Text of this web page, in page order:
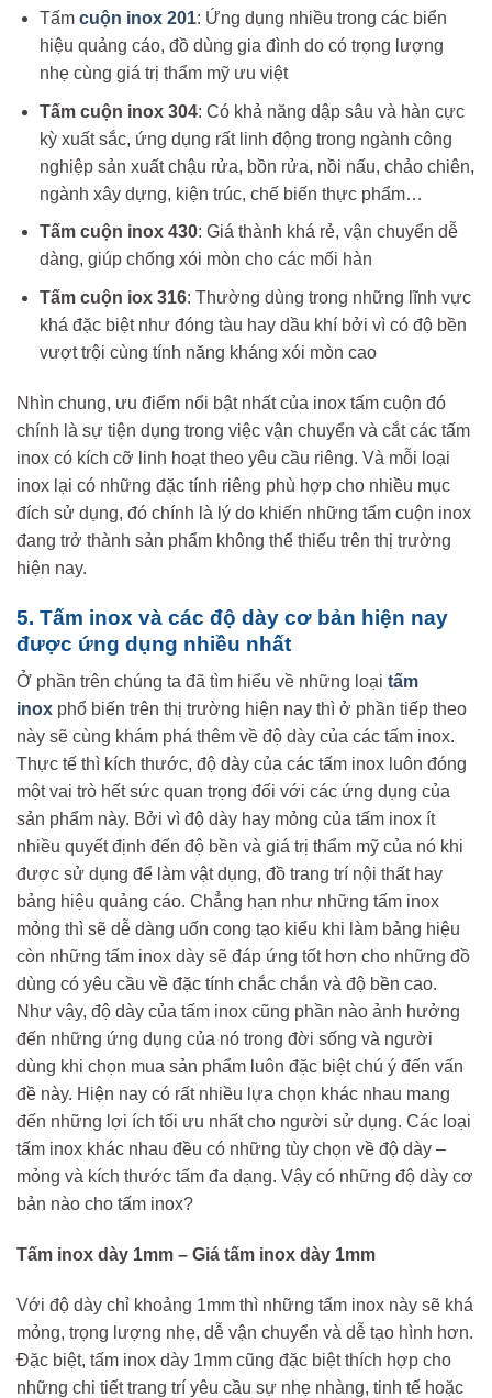
Tấm cuộn inox 201: Ứng dụng nhiều trong các biển
hiệu quảng cáo, đồ dùng gia đình do có trọng lượng
nhẹ cùng giá trị thẩm mỹ ưu việt
Tấm cuộn inox 304: Có khả năng dập sâu và hàn cực
kỳ xuất sắc, ứng dụng rất linh động trong ngành công
nghiệp sản xuất chậu rửa, bồn rửa, nồi nấu, chảo chiên,
ngành xây dựng, kiện trúc, chế biến thực phẩm…
Tấm cuộn inox 430: Giá thành khá rẻ, vận chuyển dễ
dàng, giúp chống xói mòn cho các mối hàn
Tấm cuộn iox 316: Thường dùng trong những lĩnh vực
khá đặc biệt như đóng tàu hay dầu khí bởi vì có độ bền
vượt trội cùng tính năng kháng xói mòn cao
Nhìn chung, ưu điểm nổi bật nhất của inox tấm cuộn đó
chính là sự tiện dụng trong việc vận chuyển và cắt các tấm
inox có kích cỡ linh hoạt theo yêu cầu riêng. Và mỗi loại
inox lại có những đặc tính riêng phù hợp cho nhiều mục
đích sử dụng, đó chính là lý do khiến những tấm cuộn inox
đang trở thành sản phẩm không thể thiếu trên thị trường
hiện nay.
5. Tấm inox và các độ dày cơ bản hiện nay
được ứng dụng nhiều nhất
Ở phần trên chúng ta đã tìm hiểu về những loại tấm
inox phổ biến trên thị trường hiện nay thì ở phần tiếp theo
này sẽ cùng khám phá thêm về độ dày của các tấm inox.
Thực tế thì kích thước, độ dày của các tấm inox luôn đóng
một vai trò hết sức quan trọng đối với các ứng dụng của
sản phẩm này. Bởi vì độ dày hay mỏng của tấm inox ít
nhiều quyết định đến độ bền và giá trị thẩm mỹ của nó khi
được sử dụng để làm vật dụng, đồ trang trí nội thất hay
bảng hiệu quảng cáo. Chẳng hạn như những tấm inox
mỏng thì sẽ dễ dàng uốn cong tạo kiểu khi làm bảng hiệu
còn những tấm inox dày sẽ đáp ứng tốt hơn cho những đồ
dùng có yêu cầu về đặc tính chắc chắn và độ bền cao.
Như vậy, độ dày của tấm inox cũng phần nào ảnh hưởng
đến những ứng dụng của nó trong đời sống và người
dùng khi chọn mua sản phẩm luôn đặc biệt chú ý đến vấn
đề này. Hiện nay có rất nhiều lựa chọn khác nhau mang
đến những lợi ích tối ưu nhất cho người sử dụng. Các loại
tấm inox khác nhau đều có những tùy chọn về độ dày –
mỏng và kích thước tấm đa dạng. Vậy có những độ dày cơ
bản nào cho tấm inox?
Tấm inox dày 1mm – Giá tấm inox dày 1mm
Với độ dày chỉ khoảng 1mm thì những tấm inox này sẽ khá
mỏng, trọng lượng nhẹ, dễ vận chuyển và dễ tạo hình hơn.
Đặc biệt, tấm inox dày 1mm cũng đặc biệt thích hợp cho
những chi tiết trang trí yêu cầu sự nhẹ nhàng, tinh tế hoặc